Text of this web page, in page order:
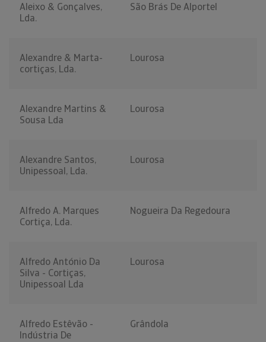
Aleixo & Gonçalves,
Lda.
São Brás De Alportel
Alexandre & Marta-
cortiças, Lda.
Lourosa
Alexandre Martins &
Sousa Lda
Lourosa
Alexandre Santos,
Unipessoal, Lda.
Lourosa
Alfredo A. Marques
Cortiça, Lda.
Nogueira Da Regedoura
Alfredo António Da
Silva - Cortiças,
Unipessoal Lda
Lourosa
Alfredo Estêvão -
Indústria De
Grândola